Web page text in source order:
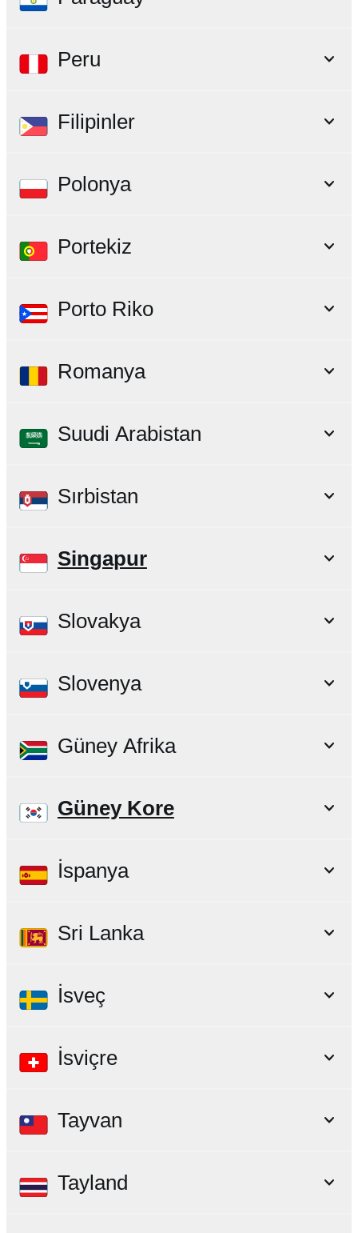
Peru
Filipinler
Polonya
Portekiz
Porto Riko
Romanya
Suudi Arabistan
Sırbistan
Singapur
Slovakya
Slovenya
Güney Afrika
Güney Kore
İspanya
Sri Lanka
İsveç
İsviçre
Tayvan
Tayland